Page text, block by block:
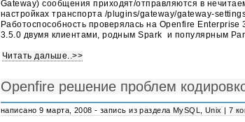
Gateway) сообщения приходят/отправляются в
настройках транспорта /plugins/gateway/gateway-
Работоспособность проверялась на Openfire Enterprise
3.5.0 двумя клиентами, родным Spark и популярным
Читать дальше..>>
Openfire решение проблем
написано 9 марта, 2008 - запись из раздела MySQL ,Unix |7